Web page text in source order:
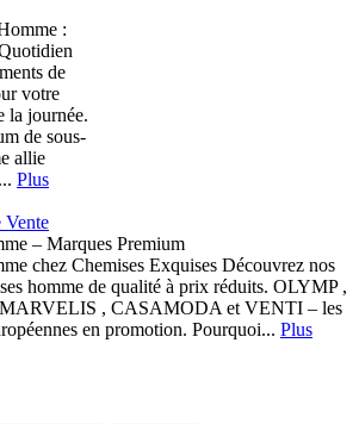
:
de
votre
la journée.
de sous-
allie
Plus
Vente
– Marques Premium
chez Chemises Exquises Découvrez nos
homme de qualité à prix réduits. OLYMP ,
, CASAMODA et VENTI – les
en promotion. Pourquoi... Plus